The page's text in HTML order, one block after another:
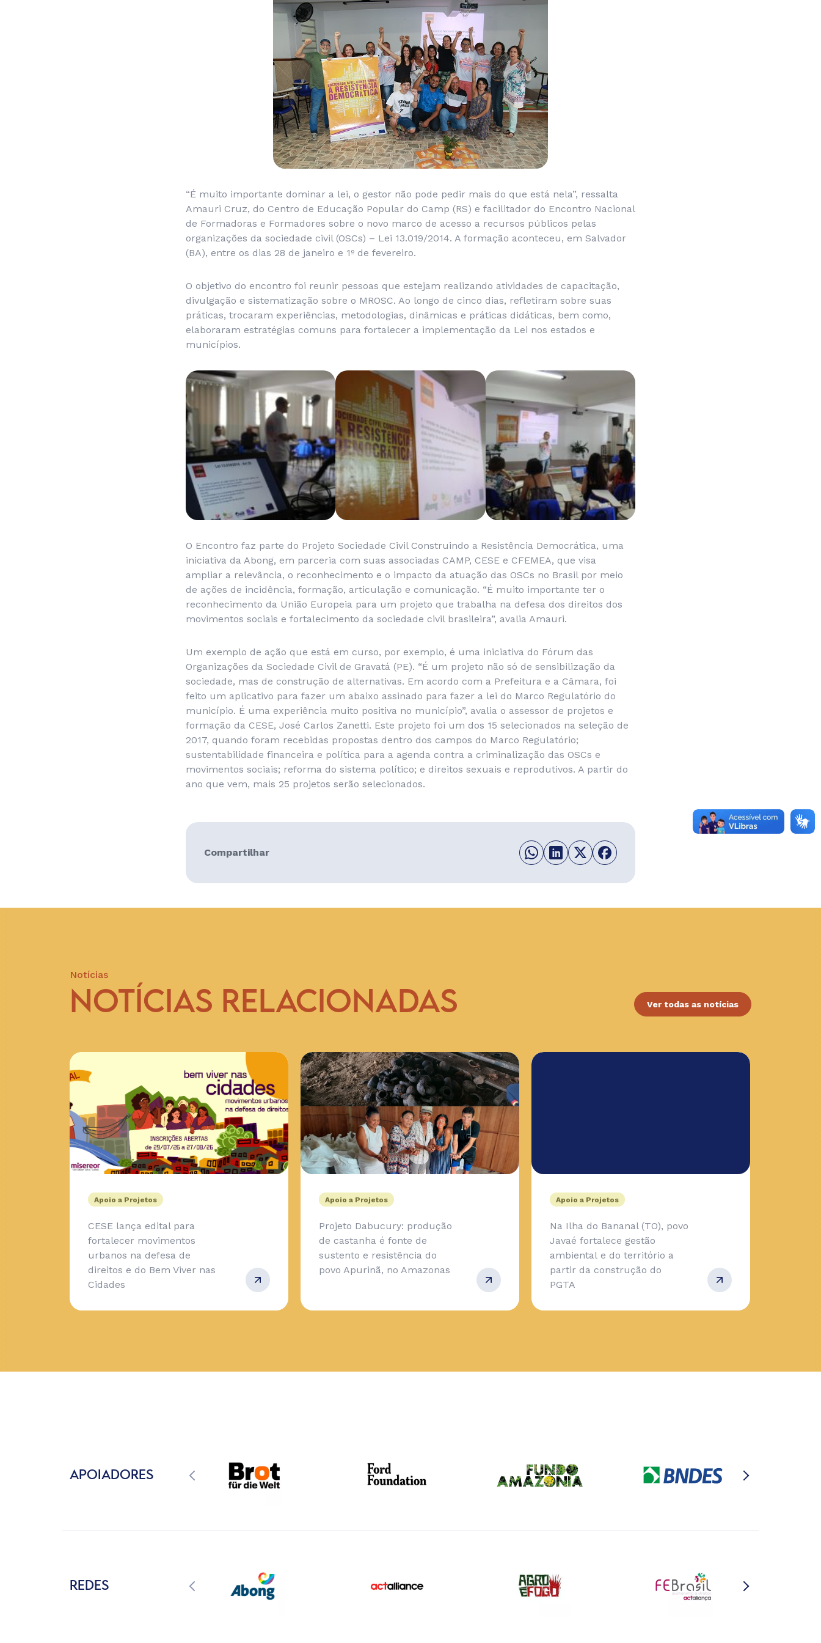
“É muito importante dominar a lei, o gestor não pode pedir mais do que está nela”, ressalta
Amauri Cruz, do Centro de Educação Popular do Camp (RS) e facilitador do Encontro Nacional
de Formadoras e Formadores sobre o novo marco de acesso a recursos públicos pelas
organizações da sociedade civil (OSCs) – Lei 13.019/2014. A formação aconteceu, em Salvador
(BA), entre os dias 28 de janeiro e 1º de fevereiro.
O objetivo do encontro foi reunir pessoas que estejam realizando atividades de capacitação,
divulgação e sistematização sobre o MROSC. Ao longo de cinco dias, refletiram sobre suas
práticas, trocaram experiências, metodologias, dinâmicas e práticas didáticas, bem como,
elaboraram estratégias comuns para fortalecer a implementação da Lei nos estados e
municípios.
O Encontro faz parte do Projeto Sociedade Civil Construindo a Resistência Democrática, uma
iniciativa da Abong, em parceria com suas associadas CAMP, CESE e CFEMEA, que visa
ampliar a relevância, o reconhecimento e o impacto da atuação das OSCs no Brasil por meio
de ações de incidência, formação, articulação e comunicação. “É muito importante ter o
reconhecimento da União Europeia para um projeto que trabalha na defesa dos direitos dos
movimentos sociais e fortalecimento da sociedade civil brasileira”, avalia Amauri.
Um exemplo de ação que está em curso, por exemplo, é uma iniciativa do Fórum das
Organizações da Sociedade Civil de Gravatá (PE). “É um projeto não só de sensibilização da
sociedade, mas de construção de alternativas. Em acordo com a Prefeitura e a Câmara, foi
feito um aplicativo para fazer um abaixo assinado para fazer a lei do Marco Regulatório do
município. É uma experiência muito positiva no município”, avalia o assessor de projetos e
formação da CESE, José Carlos Zanetti. Este projeto foi um dos 15 selecionados na seleção de
2017, quando foram recebidas propostas dentro dos campos do Marco Regulatório;
sustentabilidade financeira e política para a agenda contra a criminalização das OSCs e
movimentos sociais; reforma do sistema político; e direitos sexuais e reprodutivos. A partir do
ano que vem, mais 25 projetos serão selecionados.
Compartilhar
Notícias
NOTÍCIAS RELACIONADAS Ver todas as notícias
Apoio a Projetos
CESE lança edital para
fortalecer movimentos
urbanos na defesa de
direitos e do Bem Viver nas
Cidades
Apoio a Projetos
Projeto Dabucury: produção
de castanha é fonte de
sustento e resistência do
povo Apurinã, no Amazonas
Apoio a Projetos
Na Ilha do Bananal (TO), povo
Javaé fortalece gestão
ambiental e do território a
partir da construção do
PGTA
APOIADORES
REDES